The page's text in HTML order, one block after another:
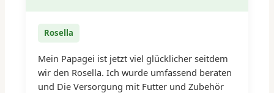
Rosella
Mein Papagei ist jetzt viel glücklicher seitdem
wir den Rosella. Ich wurde umfassend beraten
und Die Versorgung mit Futter und Zubehör